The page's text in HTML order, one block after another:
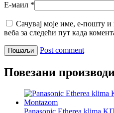
Е-маил *
Сачувај моје име, е-пошту
веба за следећи пут када
Post comment
Повезани
Panasonic Etherea klima